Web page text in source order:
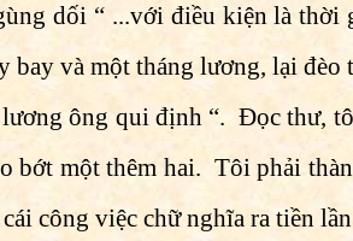
dối “ ...với điều kiện là thời
và một tháng lương, lại đèo
ông qui định “. Ðọc thư,
một thêm hai. Tôi phải
công việc chữ nghĩa ra tiền